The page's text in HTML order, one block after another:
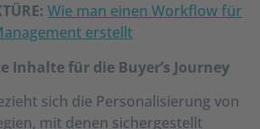
Wie man einen Workflow für
erstellt
Inhalte für die Buyer’s Journey
sich die Personalisierung von
mit denen sichergestellt